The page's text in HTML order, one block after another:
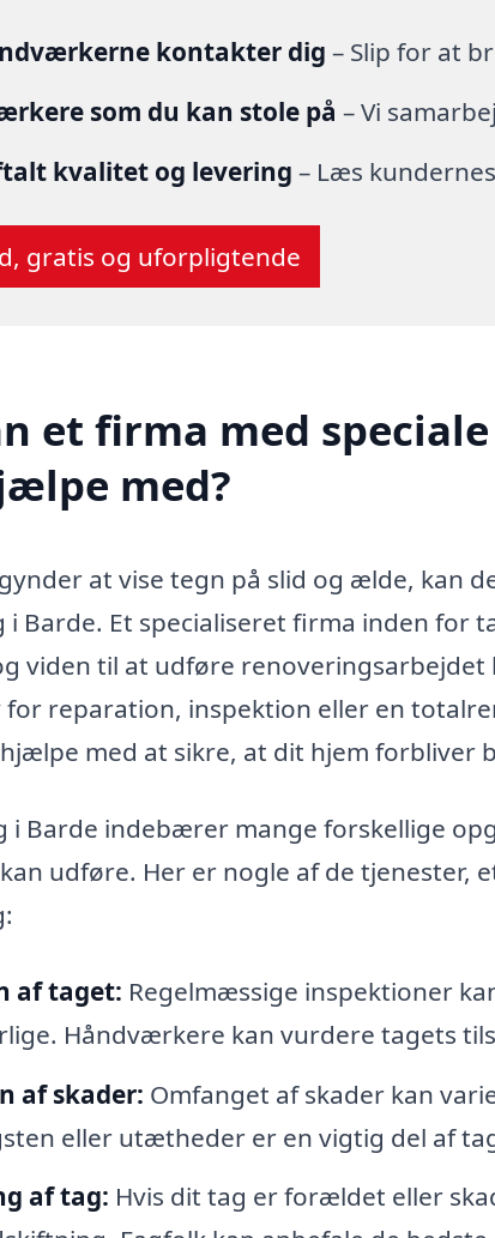
kontakter dig – Slip for at
som du kan stole på – Vi
kvalitet og levering – Læs
gratis og uforpligtende
et firma med
med?
at vise tegn på slid og ælde, kan
Barde. Et specialiseret firma inden for
viden til at udføre
reparation, inspektion eller en
med at sikre, at dit hjem forbliver
i Barde indebærer mange forskellige
udføre. Her er nogle af de tjenester,
af taget: Regelmæssige inspektioner
Håndværkere kan vurdere tagets
af skader: Omfanget af skader kan
eller utætheder er en vigtig del af
af tag: Hvis dit tag er forældet eller